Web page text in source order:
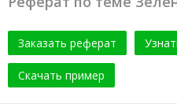
Заказать реферат
Скачать пример